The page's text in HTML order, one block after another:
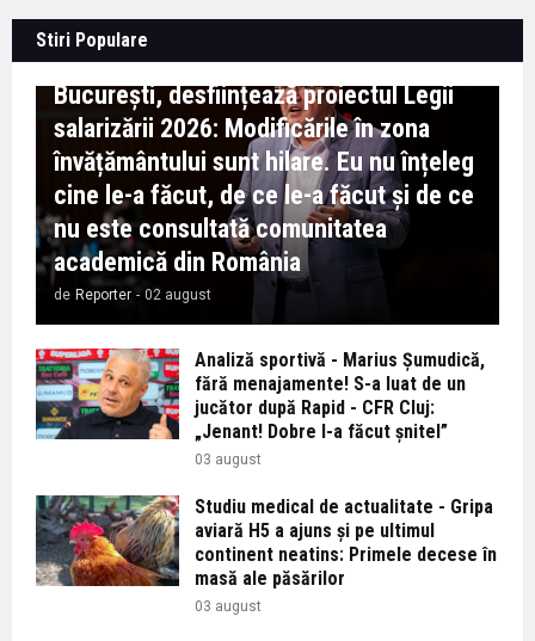
Stiri Populare
Context important pentru educație -
Marian Preda, rectorul Universității din
București, desființează proiectul Legii
salarizării 2026: Modificările în zona
învățământului sunt hilare. Eu nu înțeleg
cine le-a făcut, de ce le-a făcut și de ce
nu este consultată comunitatea
academică din România
de Reporter - 02 august
Analiză sportivă - Marius Șumudică,
fără menajamente! S-a luat de un
jucător după Rapid - CFR Cluj:
„Jenant! Dobre l-a făcut șnitel”
03 august
Studiu medical de actualitate - Gripa
aviară H5 a ajuns și pe ultimul
continent neatins: Primele decese în
masă ale păsărilor
03 august